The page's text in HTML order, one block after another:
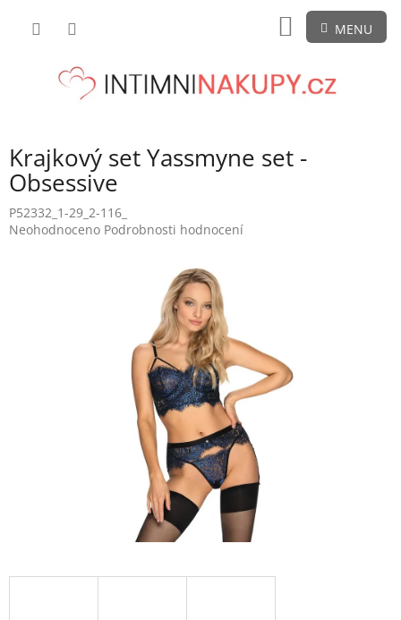
NÁKUPNÍ
KOŠÍK
Krajkový set Yassmyne set -
Obsessive
P52332_1-29_2-116_
Průměrné
Neohodnoceno Podrobnosti hodnocení